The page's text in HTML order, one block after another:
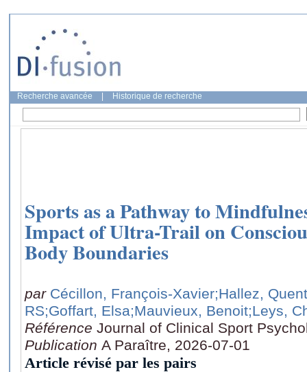
Recherche avancée Historique de recherche
Sports as a Pathway to
Impact of Ultra-Trail on
Body Boundaries
par Cécillon, François-Xavier;Hallez,
RS;Goffart, Elsa;Mauvieux, Benoit;Leys,
Référence Journal of Clinical Sport
Publication A Paraître, 2026-07-01
Article révisé par les pairs